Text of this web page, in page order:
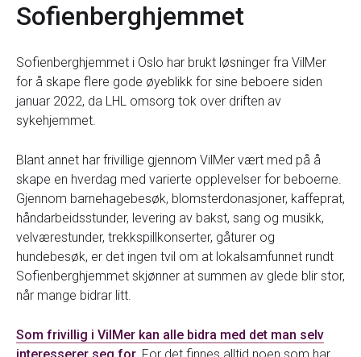
Sofienberghjemmet
Sofienberghjemmet i Oslo har brukt løsninger fra VilMer
for å skape flere gode øyeblikk for sine beboere siden
januar 2022, da LHL omsorg tok over driften av
sykehjemmet.
Blant annet har frivillige gjennom VilMer vært med på å
skape en hverdag med varierte opplevelser for beboerne.
Gjennom barnehagebesøk, blomsterdonasjoner, kaffeprat,
håndarbeidsstunder, levering av bakst, sang og musikk,
velværestunder, trekkspillkonserter, gåturer og
hundebesøk, er det ingen tvil om at lokalsamfunnet rundt
Sofienberghjemmet skjønner at summen av glede blir stor,
når mange bidrar litt.
Som frivillig i VilMer kan alle bidra med det man selv